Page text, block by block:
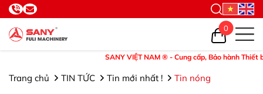
SANY VIỆT NAM ® - Cung cấp, Bảo hành Thiết bị
0
Trang chủ TIN TỨC Tin mới nhất ! Tin nóng